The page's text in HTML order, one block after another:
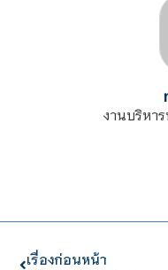
งานบริหา
เรื่องก่อนหน้า